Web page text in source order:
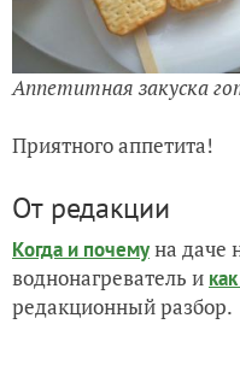
Аппетитная закуска
Приятного аппетита!
От редакции
Когда и почемуна даче
воднонагреватель и
редакционный разбор.